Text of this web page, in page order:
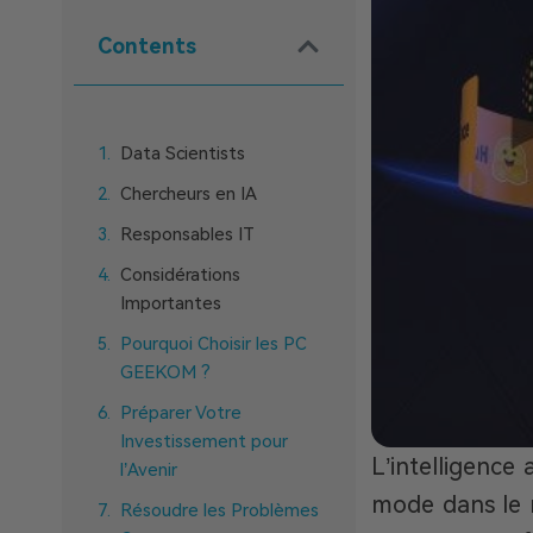
Contents
Data Scientists
Chercheurs en IA
Responsables IT
Considérations
Importantes
Pourquoi Choisir les PC
GEEKOM ?
Préparer Votre
Investissement pour
l’Avenir
Résoudre les Problèmes
mode dans le